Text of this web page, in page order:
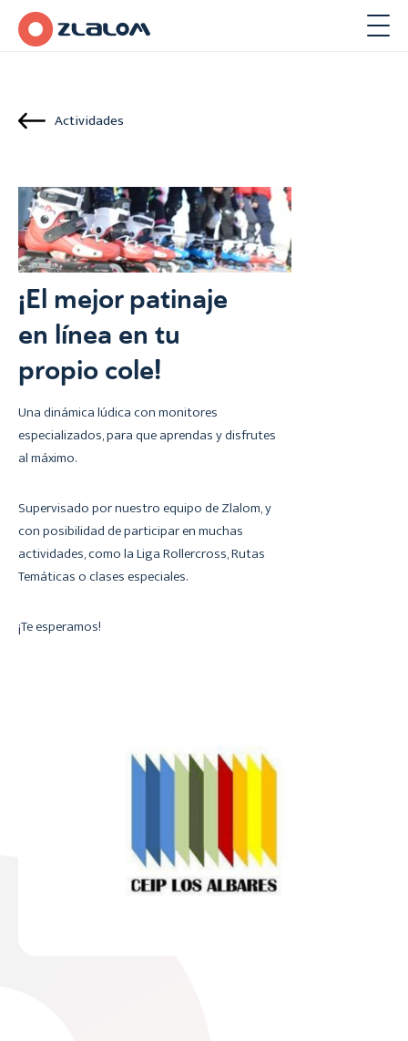
Actividades
¡El mejor patinaje
en línea en tu
propio cole!
Una dinámica lúdica con monitores
especializados, para que aprendas y disfrutes
al máximo.
Supervisado por nuestro equipo de Zlalom, y
con posibilidad de participar en muchas
actividades, como la Liga Rollercross, Rutas
Temáticas o clases especiales.
¡Te esperamos!